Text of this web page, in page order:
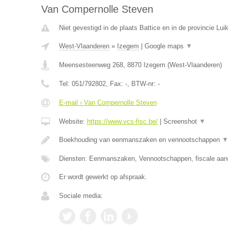
Van Compernolle Steven
Niet gevestigd in de plaats Battice en in de provincie
West-Vlaanderen» Izegem Google maps ▼
Meensesteenweg 268, 8870 Izegem (West-Vlaanderen)
Tel: 051/792802, Fax: -, BTW-nr: -
E-mail › Van Compernolle Steven
Website: https://www.vcs-fisc.be/| Screenshot ▼
Boekhouding van eenmanszaken en vennootschappen ▼
Diensten: Eenmanszaken, Vennootschappen, fiscale
Er wordt gewerkt op afspraak.
Sociale media: